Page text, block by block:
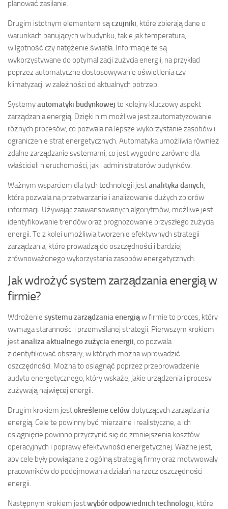
planować zasilanie.
Drugim istotnym elementem sączujniki, które zbierają dane o
warunkach panujących w budynku, takie jak temperatura,
wilgotność czy natężenie światła. Informacje te są
wykorzystywane do optymalizacji zużycia energii, na przykład
poprzez automatyczne dostosowywanie oświetlenia czy
klimatyzacji w zależności od aktualnych potrzeb.
Systemyautomatyki budynkowej to kolejny kluczowy aspekt
zarządzania energią. Dzięki nim możliwe jest zautomatyzowanie
różnych procesów, co pozwala na lepsze wykorzystanie zasobów i
ograniczenie strat energetycznych. Automatyka umożliwia również
zdalne zarządzanie systemami, co jest wygodne zarówno dla
właścicieli nieruchomości, jak i administratorów budynków.
Ważnym wsparciem dla tych technologii jestanalityka danych,
która pozwala na przetwarzanie i analizowanie dużych zbiorów
informacji. Używając zaawansowanych algorytmów, możliwe jest
identyfikowanie trendów oraz prognozowanie przyszłego zużycia
energii. To z kolei umożliwia tworzenie efektywnych strategii
zarządzania, które prowadzą do oszczędności i bardziej
zrównoważonego wykorzystania zasobów energetycznych.
Jak wdrożyć system zarządzania energią w
firmie?
Wdrożenie systemu zarządzania energiąw firmie to proces, który
wymaga staranności i przemyślanej strategii. Pierwszym krokiem
jestanaliza aktualnego zużycia energii, co pozwala
zidentyfikować obszary, w których można wprowadzić
oszczędności. Można to osiągnąć poprzez przeprowadzenie
audytu energetycznego, który wskaże, jakie urządzenia i procesy
zużywają najwięcej energii.
Drugim krokiem jestokreślenie celów dotyczących zarządzania
energią. Cele te powinny być mierzalne i realistyczne, a ich
osiągnięcie powinno przyczynić się do zmniejszenia kosztów
operacyjnych i poprawy efektywności energetycznej. Ważne jest,
aby cele były powiązane z ogólną strategią firmy oraz motywowały
pracowników do podejmowania działań na rzecz oszczędności
energii.
Następnym krokiem jestwybór odpowiednich technologii, które